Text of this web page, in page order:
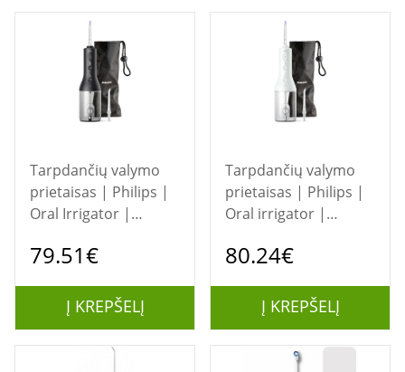
Tarpdančių valymo
prietaisas | Philips |
Oral Irrigator |
Power Flosser |
Number of heads 1 |
79.51€
Į KREPŠELĮ
Tarpdančių valymo
prietaisas | Philips |
Oral irrigator |
| 250 ml | Number of
80.24€
Į KREPŠELĮ